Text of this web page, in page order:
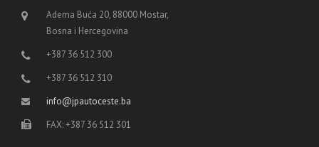
Adema Buća 20, 88000 Mostar,
Bosna i Hercegovina
+387 36 512 300
+387 36 512 310
info@jpautoceste.ba
FAX: +387 36 512 301